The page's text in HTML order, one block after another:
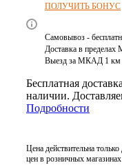
ПОЛУЧИТЬ БОНУС
Самовывоз -
Доставка в
Выезд за МКАД 1 км
Бесплатная
наличии.
Подробности
Цена действительна
цен в розничных магазинах